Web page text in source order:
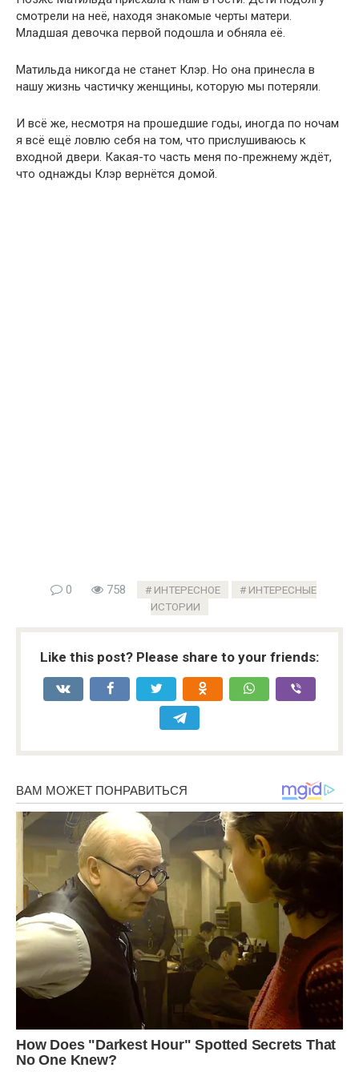
смотрели на неё, находя знакомые черты матери.
Младшая девочка первой подошла и обняла её.
Матильда никогда не станет Клэр. Но она принесла в
нашу жизнь частичку женщины, которую мы потеряли.
И всё же, несмотря на прошедшие годы, иногда по ночам
я всё ещё ловлю себя на том, что прислушиваюсь к
входной двери. Какая-то часть меня по-прежнему ждёт,
что однажды Клэр вернётся домой.
0 758 ИНТЕРЕСНОЕ
ИНТЕРЕСНЫЕ
ИСТОРИИ
Like this post? Please share to your friends: